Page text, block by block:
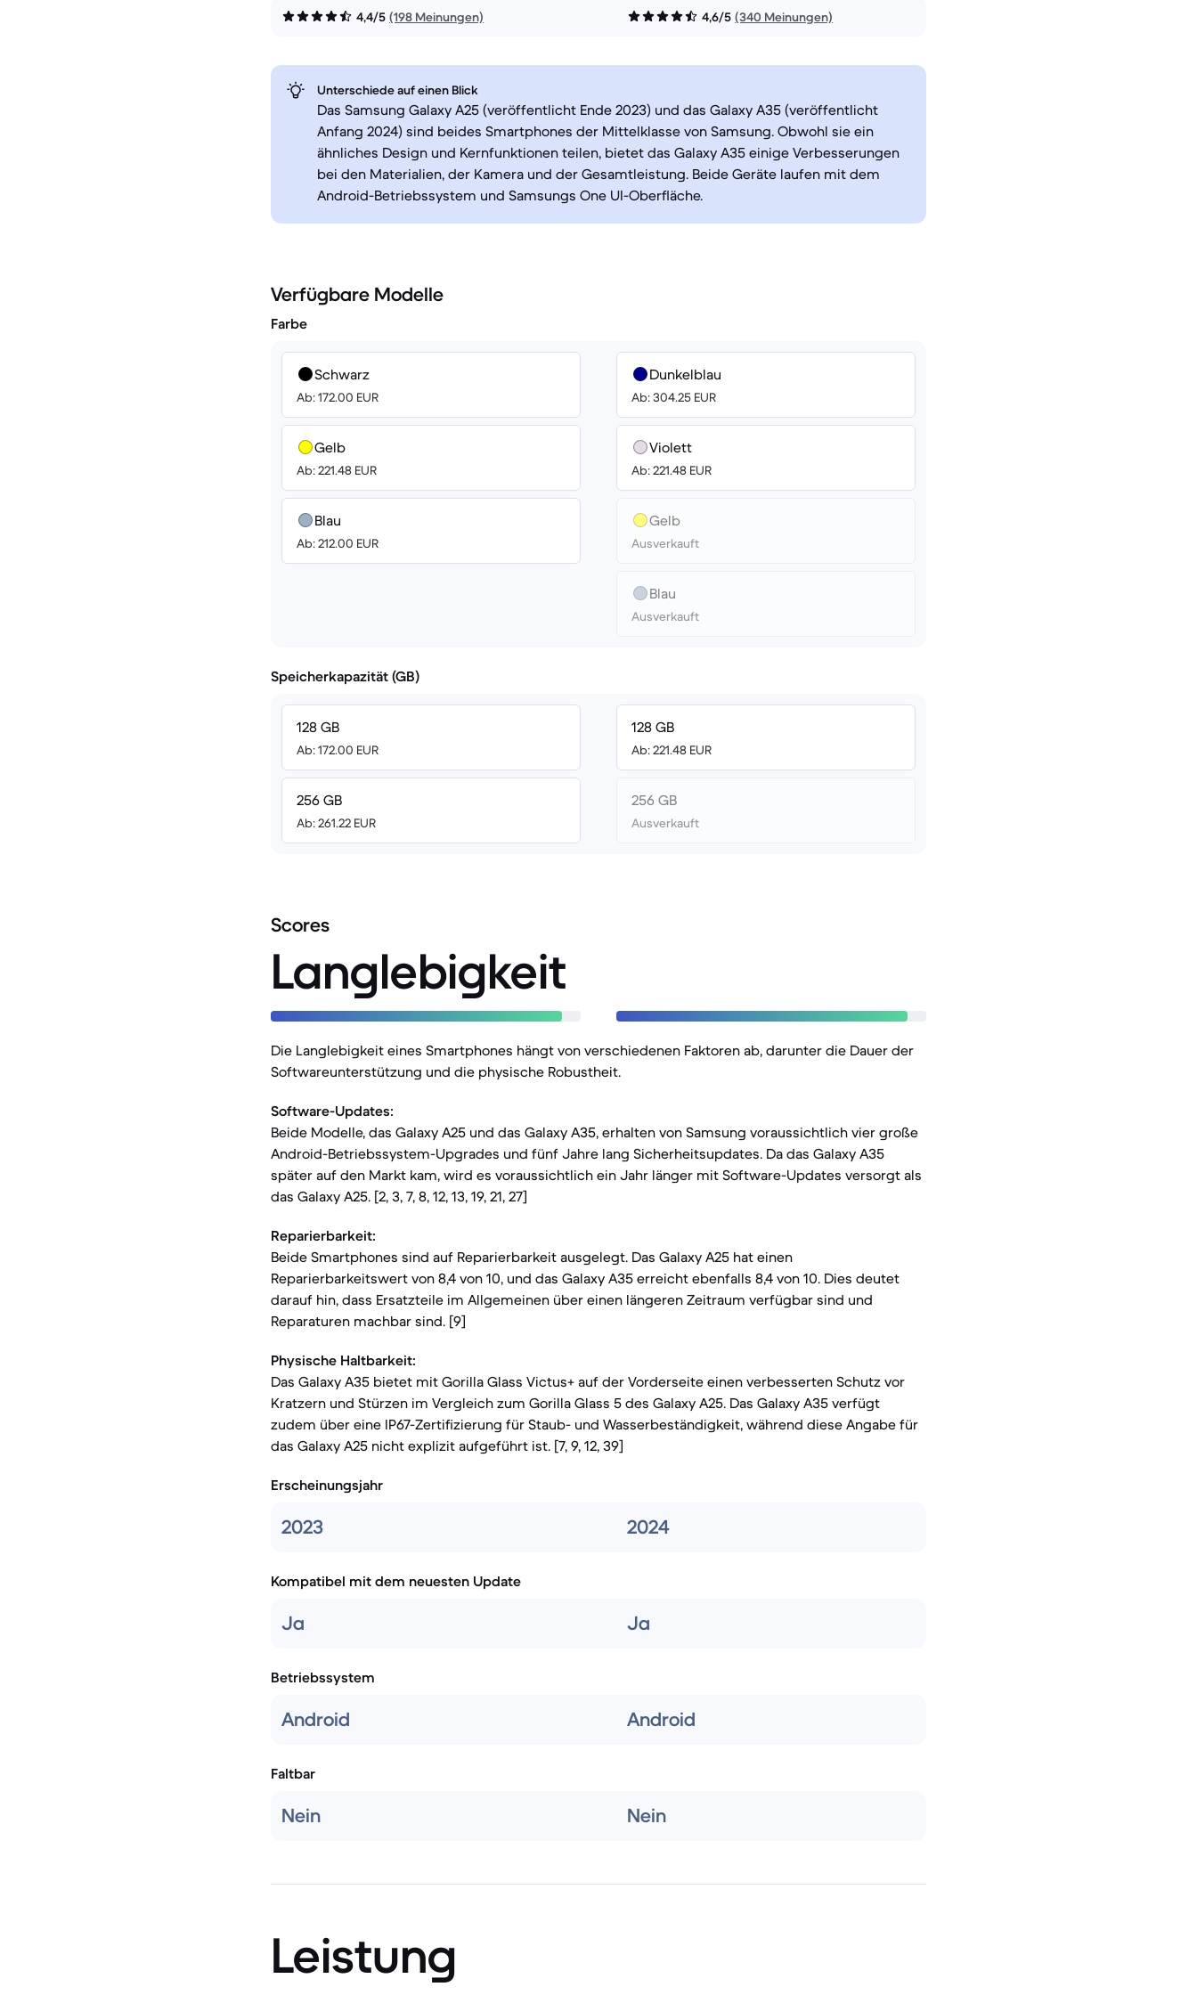
4,4/5 (198 Meinungen) 4,6/5 (340 Meinungen)
Unterschiede auf einen Blick
Das Samsung Galaxy A25 (veröffentlicht Ende 2023) und das Galaxy A35 (veröffentlicht
Anfang 2024) sind beides Smartphones der Mittelklasse von Samsung. Obwohl sie ein
ähnliches Design und Kernfunktionen teilen, bietet das Galaxy A35 einige Verbesserungen
bei den Materialien, der Kamera und der Gesamtleistung. Beide Geräte laufen mit dem
Android-Betriebssystem und Samsungs One UI-Oberfläche.
Verfügbare Modelle
Farbe
Schwarz
Ab: 172.00 EUR
Gelb
Ab: 221.48 EUR
Blau
Ab: 212.00 EUR
Dunkelblau
Ab: 304.25 EUR
Violett
Ab: 221.48 EUR
Gelb
Ausverkauft
Blau
Ausverkauft
Speicherkapazität (GB)
128 GB
Ab: 172.00 EUR
256 GB
Ab: 261.22 EUR
128 GB
Ab: 221.48 EUR
256 GB
Ausverkauft
Scores
Langlebigkeit
Die Langlebigkeit eines Smartphones hängt von verschiedenen Faktoren ab, darunter die Dauer der
Softwareunterstützung und die physische Robustheit.
Software-Updates:
Beide Modelle, das Galaxy A25 und das Galaxy A35, erhalten von Samsung voraussichtlich vier große
Android-Betriebssystem-Upgrades und fünf Jahre lang Sicherheitsupdates. Da das Galaxy A35
später auf den Markt kam, wird es voraussichtlich ein Jahr länger mit Software-Updates versorgt als
das Galaxy A25. [2, 3, 7, 8, 12, 13, 19, 21, 27]
Reparierbarkeit:
Beide Smartphones sind auf Reparierbarkeit ausgelegt. Das Galaxy A25 hat einen
Reparierbarkeitswert von 8,4 von 10, und das Galaxy A35 erreicht ebenfalls 8,4 von 10. Dies deutet
darauf hin, dass Ersatzteile im Allgemeinen über einen längeren Zeitraum verfügbar sind und
Reparaturen machbar sind. [9]
Physische Haltbarkeit:
Das Galaxy A35 bietet mit Gorilla Glass Victus+ auf der Vorderseite einen verbesserten Schutz vor
Kratzern und Stürzen im Vergleich zum Gorilla Glass 5 des Galaxy A25. Das Galaxy A35 verfügt
zudem über eine IP67-Zertifizierung für Staub- und Wasserbeständigkeit, während diese Angabe für
das Galaxy A25 nicht explizit aufgeführt ist. [7, 9, 12, 39]
Erscheinungsjahr
2023 2024
Kompatibel mit dem neuesten Update
Ja Ja
Betriebssystem
Android Android
Faltbar
Nein Nein
Leistung